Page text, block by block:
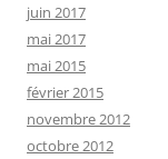
juin 2017
mai 2017
mai 2015
février 2015
novembre 2012
octobre 2012